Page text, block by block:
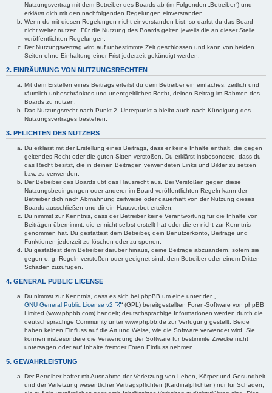
Nutzungsvertrag mit dem Betreiber des Boards ab (im Folgenden „Betreiber“) und
erklärst dich mit den nachfolgenden Regelungen einverstanden.
Wenn du mit diesen Regelungen nicht einverstanden bist, so darfst du das Board
nicht weiter nutzen. Für die Nutzung des Boards gelten jeweils die an dieser Stelle
veröffentlichten Regelungen.
Der Nutzungsvertrag wird auf unbestimmte Zeit geschlossen und kann von beiden
Seiten ohne Einhaltung einer Frist jederzeit gekündigt werden.
2. EINRÄUMUNG VON NUTZUNGSRECHTEN
Mit dem Erstellen eines Beitrags erteilst du dem Betreiber ein einfaches, zeitlich und
räumlich unbeschränktes und unentgeltliches Recht, deinen Beitrag im Rahmen des
Boards zu nutzen.
Das Nutzungsrecht nach Punkt 2, Unterpunkt a bleibt auch nach Kündigung des
Nutzungsvertrages bestehen.
3. PFLICHTEN DES NUTZERS
Du erklärst mit der Erstellung eines Beitrags, dass er keine Inhalte enthält, die gegen
geltendes Recht oder die guten Sitten verstoßen. Du erklärst insbesondere, dass du
das Recht besitzt, die in deinen Beiträgen verwendeten Links und Bilder zu setzen
bzw. zu verwenden.
Der Betreiber des Boards übt das Hausrecht aus. Bei Verstößen gegen diese
Nutzungsbedingungen oder anderer im Board veröffentlichten Regeln kann der
Betreiber dich nach Abmahnung zeitweise oder dauerhaft von der Nutzung dieses
Boards ausschließen und dir ein Hausverbot erteilen.
Du nimmst zur Kenntnis, dass der Betreiber keine Verantwortung für die Inhalte von
Beiträgen übernimmt, die er nicht selbst erstellt hat oder die er nicht zur Kenntnis
genommen hat. Du gestattest dem Betreiber, dein Benutzerkonto, Beiträge und
Funktionen jederzeit zu löschen oder zu sperren.
Du gestattest dem Betreiber darüber hinaus, deine Beiträge abzuändern, sofern sie
gegen o. g. Regeln verstoßen oder geeignet sind, dem Betreiber oder einem Dritten
Schaden zuzufügen.
4. GENERAL PUBLIC LICENSE
Du nimmst zur Kenntnis, dass es sich bei phpBB um eine unter der „
GNU General Public License v2
“ (GPL) bereitgestellten Foren-Software von phpBB
Limited (www.phpbb.com) handelt; deutschsprachige Informationen werden durch die
deutschsprachige Community unter www.phpbb.de zur Verfügung gestellt. Beide
haben keinen Einfluss auf die Art und Weise, wie die Software verwendet wird. Sie
können insbesondere die Verwendung der Software für bestimmte Zwecke nicht
untersagen oder auf Inhalte fremder Foren Einfluss nehmen.
5. GEWÄHRLEISTUNG
Der Betreiber haftet mit Ausnahme der Verletzung von Leben, Körper und Gesundheit
und der Verletzung wesentlicher Vertragspflichten (Kardinalpflichten) nur für Schäden,